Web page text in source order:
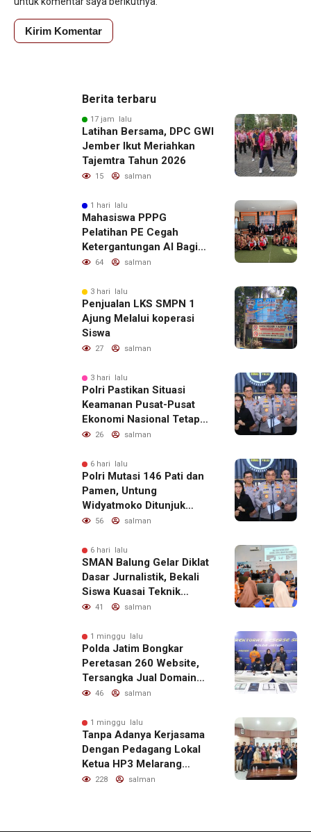
Berita terbaru
17 jam lalu
Latihan Bersama, DPC GWI
Jember Ikut Meriahkan
Tajemtra Tahun 2026
15 salman
1 hari lalu
Mahasiswa PPPG
Pelatihan PE Cegah
Ketergantungan AI Bagi
64 salman
3 hari lalu
Penjualan LKS SMPN 1
Ajung Melalui koperasi
Siswa
27 salman
3 hari lalu
Polri Pastikan Situasi
Keamanan Pusat-Pusat
Ekonomi Nasional Tetap
Kondusif
26 salman
6 hari lalu
Polri Mutasi 146 Pati dan
Pamen, Untung
Widyatmoko Ditunjuk
sebagai Kadivhubinter
56 salman
6 hari lalu
SMAN Balung Gelar Diklat
Dasar Jurnalistik, Bekali
Siswa Kuasai Teknik
Menulis Berita yang
41 salman
1 minggu lalu
Polda Jatim Bongkar
Peretasan 260 Website,
Tersangka Jual Domain
untuk Promosi Judi Online
46 salman
1 minggu lalu
Tanpa Adanya Kerjasama
Dengan Pedagang Lokal
Ketua HP3 Melarang
Aktifitas Pedagang Ikan
228 salman